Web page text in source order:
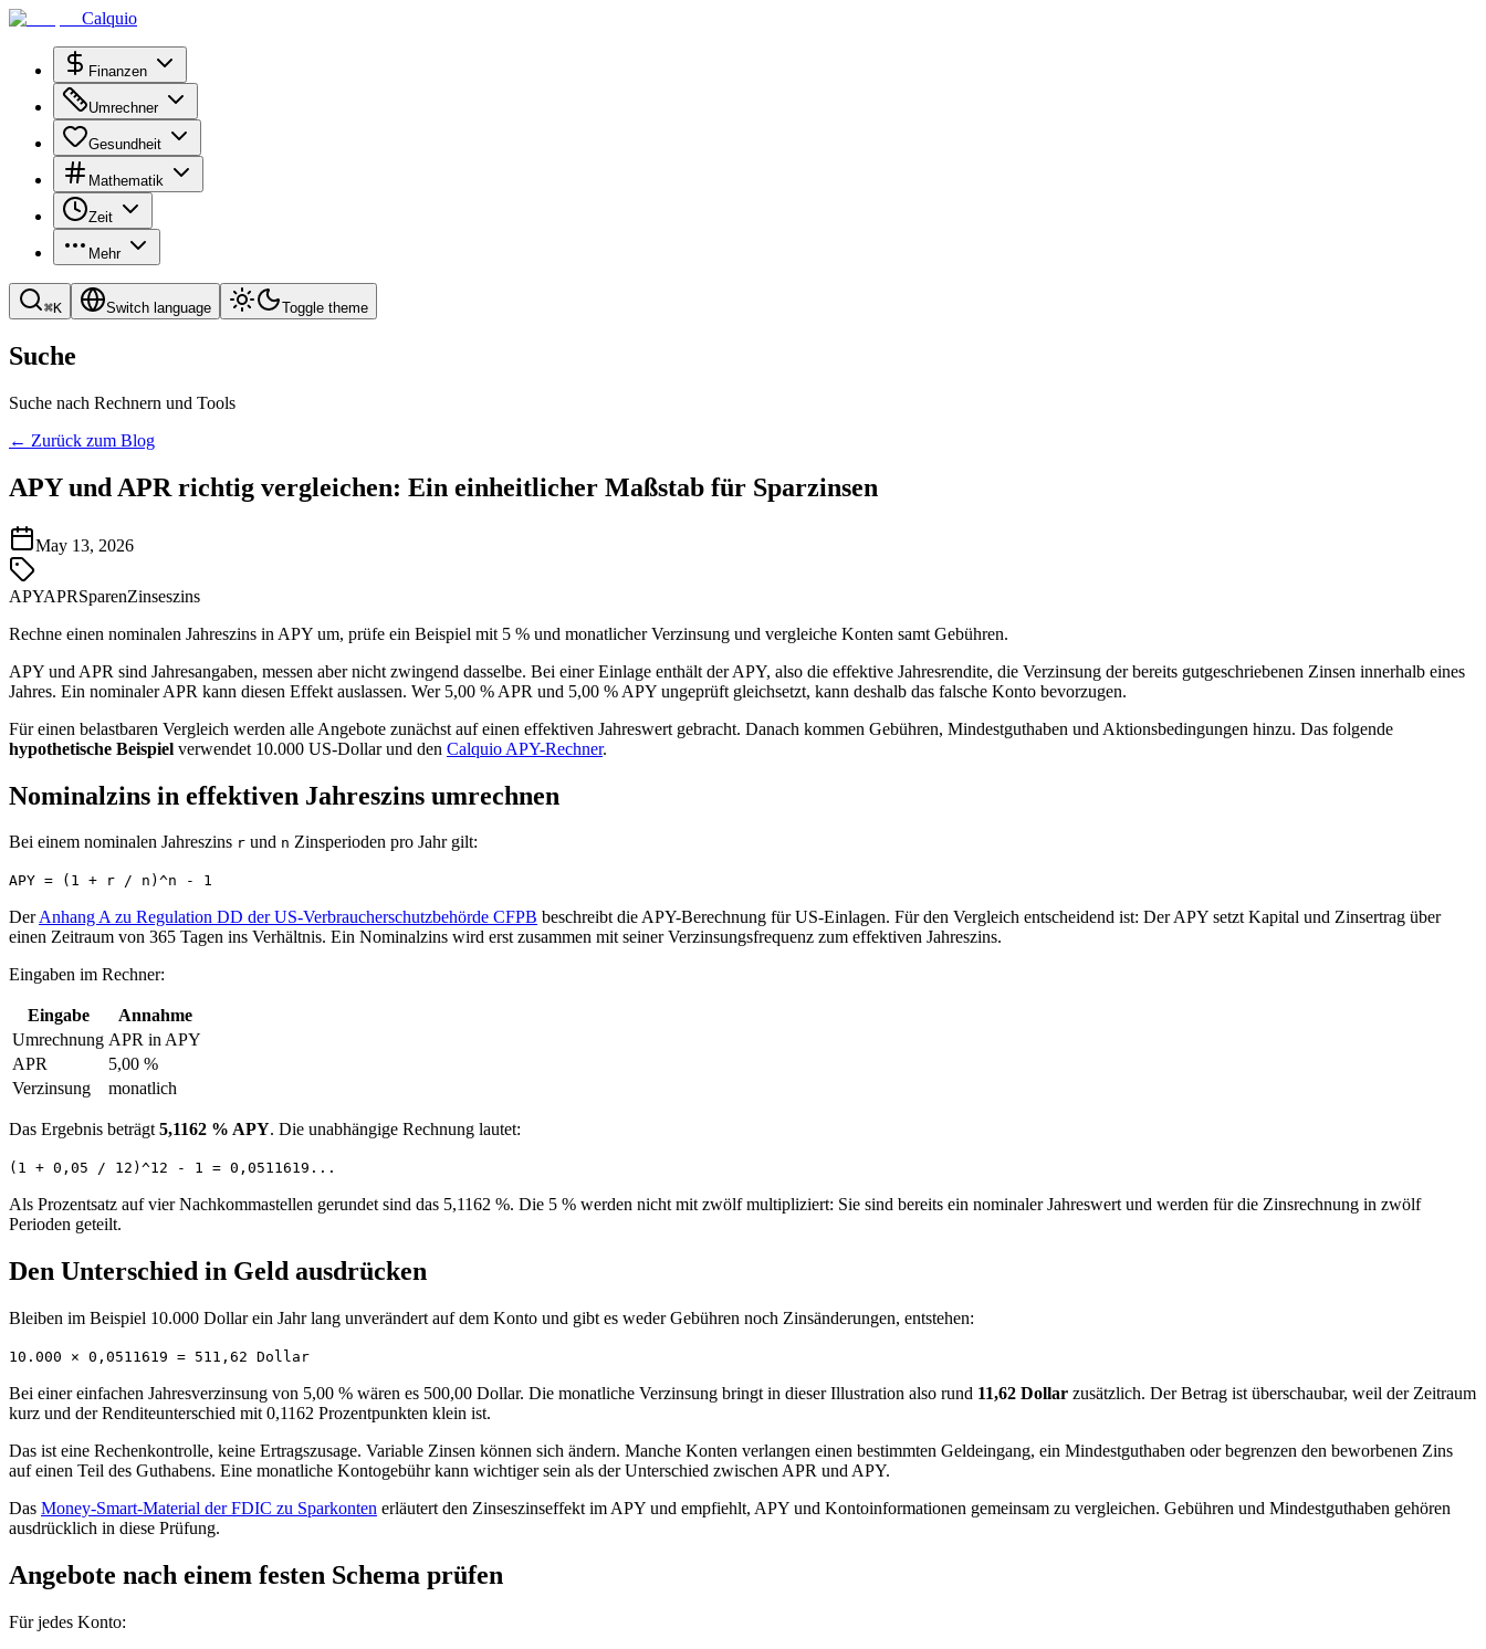
Calquio
Finanzen
Umrechner
Gesundheit
Mathematik
Zeit
Mehr
⌘K Switch language Toggle theme
Suche
Suche nach Rechnern und Tools
← Zurück zum Blog
APY und APR richtig vergleichen: Ein einheitlicher Maßstab für Sparzinsen
May 13, 2026
APYAPRSparenZinseszins
Rechne einen nominalen Jahreszins in APY um, prüfe ein Beispiel mit 5 % und monatlicher Verzinsung und vergleiche Konten samt Gebühren.
APY und APR sind Jahresangaben, messen aber nicht zwingend dasselbe. Bei einer Einlage enthält der APY, also die effektive Jahresrendite, die Verzinsung der bereits gutgeschriebenen Zinsen innerhalb eines
Jahres. Ein nominaler APR kann diesen Effekt auslassen. Wer 5,00 % APR und 5,00 % APY ungeprüft gleichsetzt, kann deshalb das falsche Konto bevorzugen.
Für einen belastbaren Vergleich werden alle Angebote zunächst auf einen effektiven Jahreswert gebracht. Danach kommen Gebühren, Mindestguthaben und Aktionsbedingungen hinzu. Das folgende
hypothetische Beispiel verwendet 10.000 US-Dollar und den Calquio APY-Rechner.
Nominalzins in effektiven Jahreszins umrechnen
Bei einem nominalen Jahreszins r und n Zinsperioden pro Jahr gilt:
APY = (1 + r / n)^n - 1
DerAnhang A zu Regulation DD der US-Verbraucherschutzbehörde CFPB beschreibt die APY-Berechnung für US-Einlagen. Für den Vergleich entscheidend ist: Der APY setzt Kapital und Zinsertrag über
einen Zeitraum von 365 Tagen ins Verhältnis. Ein Nominalzins wird erst zusammen mit seiner Verzinsungsfrequenz zum effektiven Jahreszins.
Eingaben im Rechner:
Eingabe
Annahme
Umrechnung APR in APY
APR
5,00 %
Verzinsung
monatlich
Das Ergebnis beträgt5,1162 % APY. Die unabhängige Rechnung lautet:
(1 + 0,05 / 12)^12 - 1 = 0,0511619...
Als Prozentsatz auf vier Nachkommastellen gerundet sind das 5,1162 %. Die 5 % werden nicht mit zwölf multipliziert: Sie sind bereits ein nominaler Jahreswert und werden für die Zinsrechnung in zwölf
Perioden geteilt.
Den Unterschied in Geld ausdrücken
Bleiben im Beispiel 10.000 Dollar ein Jahr lang unverändert auf dem Konto und gibt es weder Gebühren noch Zinsänderungen, entstehen:
10.000 × 0,0511619 = 511,62 Dollar
Bei einer einfachen Jahresverzinsung von 5,00 % wären es 500,00 Dollar. Die monatliche Verzinsung bringt in dieser Illustration also rund 11,62 Dollar zusätzlich. Der Betrag ist überschaubar, weil der Zeitraum
kurz und der Renditeunterschied mit 0,1162 Prozentpunkten klein ist.
Das ist eine Rechenkontrolle, keine Ertragszusage. Variable Zinsen können sich ändern. Manche Konten verlangen einen bestimmten Geldeingang, ein Mindestguthaben oder begrenzen den beworbenen Zins
auf einen Teil des Guthabens. Eine monatliche Kontogebühr kann wichtiger sein als der Unterschied zwischen APR und APY.
Das Money-Smart-Material der FDIC zu Sparkonten erläutert den Zinseszinseffekt im APY und empfiehlt, APY und Kontoinformationen gemeinsam zu vergleichen. Gebühren und Mindestguthaben gehören
ausdrücklich in diese Prüfung.
Angebote nach einem festen Schema prüfen
Für jedes Konto: